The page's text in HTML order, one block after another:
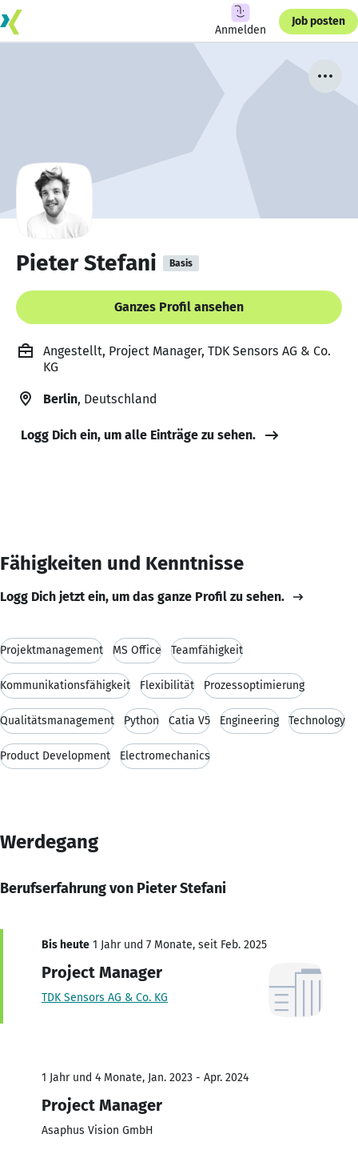
Anmelden
Job posten
Pieter Stefani Basis
Ganzes Profil ansehen
Angestellt, Project Manager, TDK Sensors AG & Co.
KG
Berlin, Deutschland
Logg Dich ein, um alle Einträge zu sehen.
Fähigkeiten und Kenntnisse
Logg Dich jetzt ein, um das ganze Profil zu sehen.
Projektmanagement MS Office Teamfähigkeit
Kommunikationsfähigkeit Flexibilität Prozessoptimierung
Qualitätsmanagement Python Catia V5 Engineering Technology
Product Development Electromechanics
Werdegang
Berufserfahrung von Pieter Stefani
Bis heute 1 Jahr und 7 Monate, seit Feb. 2025
Project Manager
TDK Sensors AG & Co. KG
1 Jahr und 4 Monate, Jan. 2023 - Apr. 2024
Project Manager
Asaphus Vision GmbH